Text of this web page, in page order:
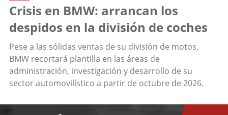
Crisis en BMW: arrancan los
despidos en la división de coches
Pese a las sólidas ventas de su división de motos,
BMW recortará plantilla en las áreas de
administración, investigación y desarrollo de su
sector automovilístico a partir de octubre de 2026.